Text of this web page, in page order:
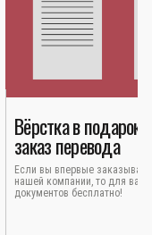
Вёрстка в подарок
заказ перевода
Если вы впервые
нашей компании, то для вас
документов бесплатно!